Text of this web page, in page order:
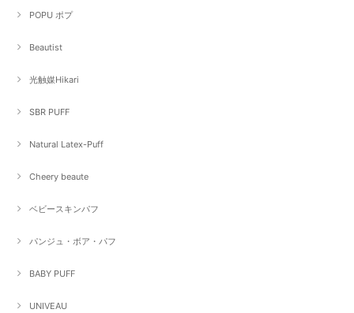
POPU ポプ
Beautist
光触媒Hikari
SBR PUFF
Natural Latex-Puff
Cheery beaute
ベビースキンパフ
パンジュ・ボア・パフ
BABY PUFF
UNIVEAU